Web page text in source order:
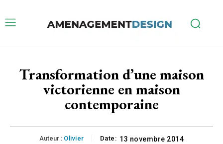
Transformation d’une maison
victorienne en maison
contemporaine
Auteur : Olivier Date: 13 novembre 2014